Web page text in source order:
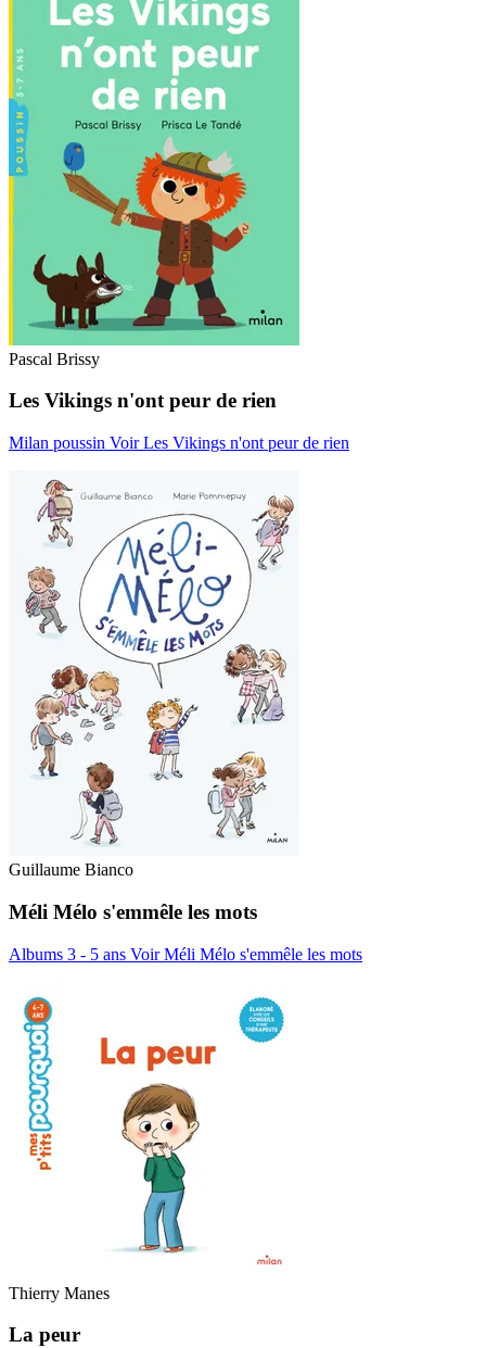
Pascal Brissy
Les Vikings n'ont peur de rien
Milan poussin Voir Les Vikings n'ont peur de rien
Guillaume Bianco
Méli Mélo s'emmêle les mots
Albums 3 - 5 ans Voir Méli Mélo s'emmêle les mots
Thierry Manes
La peur